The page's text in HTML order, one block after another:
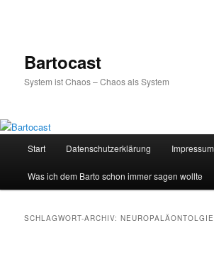
Bartocast
System ist Chaos – Chaos als System
Start Datenschutzerklärung Impressum
Was ich dem Barto schon immer sagen wollte
SCHLAGWORT-ARCHIV:NEUROPALÄONTOLGIE